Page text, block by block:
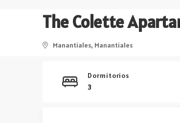
Manantiales, Manantiales
Dormitorios
3